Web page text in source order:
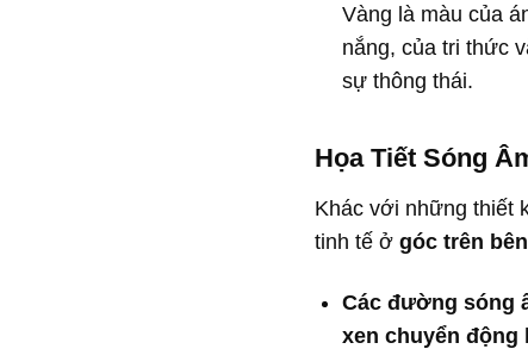
Vàng là màu của
nắng, của tri thức
sự thông thái.
Họa Tiết Sóng
Khác với những thiết
tinh tế ở góc trên
Các đường sóng
xen chuyển động